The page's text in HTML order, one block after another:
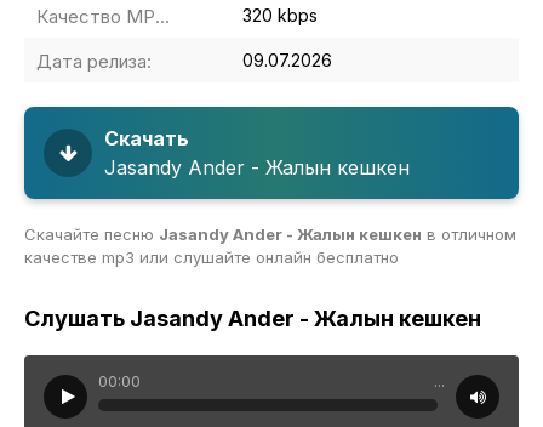
Качество MP3: 320 kbps
Дата релиза: 09.07.2026
Скачать
Jasandy Ander - Жалын кешкен
Скачайте песню Jasandy Ander - Жалын кешкен в отличном
качестве mp3 или слушайте онлайн бесплатно
Слушать Jasandy Ander - Жалын кешкен
00:00 ...